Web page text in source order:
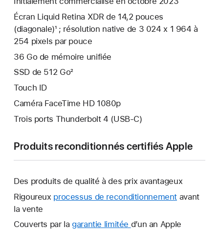
Écran Liquid Retina XDR de 14,2 pouces
(diagonale)¹ ; résolution native de 3 024 x 1 964 à
254 pixels par pouce
36 Go de mémoire unifiée
SSD de 512 Go²
Touch ID
Caméra FaceTime HD 1080p
Trois ports Thunderbolt 4 (USB-C)
Produits reconditionnés certifiés Apple
Des produits de qualité à des prix avantageux
Rigoureux processus de reconditionnement avant
la vente
Couverts par la garantie limitée Une
d’un an Apple